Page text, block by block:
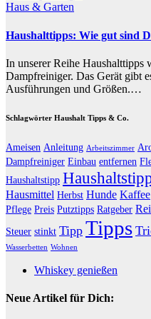
Haus & Garten
Haushalttipps: Wie gut sind
In unserer Reihe Haushalttipps
Dampfreiniger. Das Gerät gibt
Ausführungen und Größen.…
Schlagwörter Haushalt Tipps & Co.
Ameisen Anleitung Arbeitszimmer
Dampfreiniger Einbau entfernen
Haushaltstipp
Hausmittel Herbst Hunde Kaffee
Pflege Preis Putztipps Ratgeber
Steuer stinkt Tipp Tipps
Wasserbetten Wohnen
Whiskey genießen
Neue Artikel für Dich: